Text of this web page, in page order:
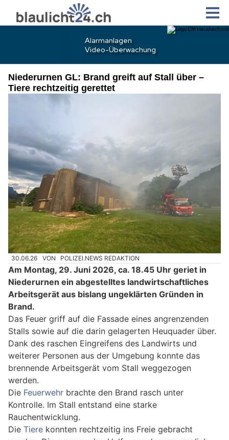
Niederurnen GL: Brand greift auf Stall über –
Tiere rechtzeitig gerettet
30.06.26 VON POLIZEI.NEWS REDAKTION
Am Montag, 29. Juni 2026, ca. 18.45 Uhr geriet in
Niederurnen ein abgestelltes landwirtschaftliches
Arbeitsgerät aus bislang ungeklärten Gründen in
Brand.
Das Feuer griff auf die Fassade eines angrenzenden
Stalls sowie auf die darin gelagerten Heuquader über.
Dank des raschen Eingreifens des Landwirts und
weiterer Personen aus der Umgebung konnte das
brennende Arbeitsgerät vom Stall weggezogen
werden.
Die Feuerwehr brachte den Brand rasch unter
Kontrolle. Im Stall entstand eine starke
Rauchentwicklung.
Die Tiere konnten rechtzeitig ins Freie gebracht